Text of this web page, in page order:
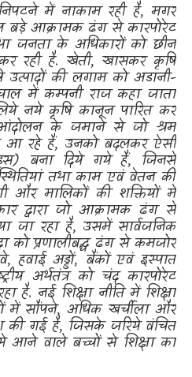
में नाकाम रही है,मगर
आक्रामक ढंग से कारपोरेट
जनता के अधिकारों को छीन
रही है. खेती, खासकर कृषि
की लगाम को अडानी-
में कम्पनी राज कहा जाता
नये कृषि कानून पारित कर
के जमाने से जो श्रम
आ रहे हैं, उनको बदलकर ऐसी
बना दिये गये हैं, जिनसे
तथा काम एवं वेतन की
और मालिकों की शक्तियों में
द्वारा जो आक्रामक ढंग से
जा रहा है, उसमें सार्वजनिक
को प्रणालीबद्ध ढंग से कमजोर
,हवाई अड्डों, बैंकों एवं इस्पात
अर्थतंत्र को चंद कारपोरेट
है. नई शिक्षा नीति में शिक्षा
में सौंपने,अधिक खर्चीला और
की गई है, जिसके जरिये वंचित
आने वाले बच्चों से शिक्षा का